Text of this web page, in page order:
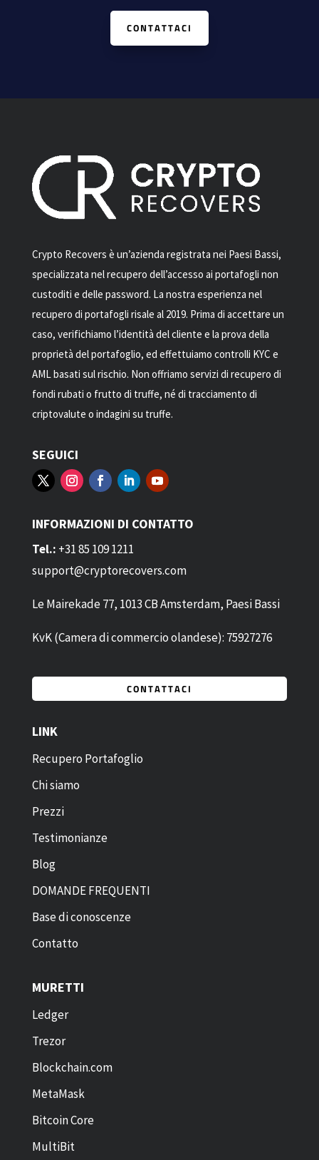
CONTATTACI
Crypto Recovers è un’azienda registrata nei Paesi Bassi,
specializzata nel recupero dell’accesso ai portafogli non
custoditi e delle password. La nostra esperienza nel
recupero di portafogli risale al 2019. Prima di accettare un
caso, verifichiamo l’identità del cliente e la prova della
proprietà del portafoglio, ed effettuiamo controlli KYC e
AML basati sul rischio. Non offriamo servizi di recupero di
fondi rubati o frutto di truffe, né di tracciamento di
criptovalute o indagini su truffe.
SEGUICI
INFORMAZIONI DI CONTATTO
Tel.: +31 85 109 1211
support@cryptorecovers.com
Le Mairekade 77, 1013 CB Amsterdam, Paesi Bassi
KvK (Camera di commercio olandese): 75927276
CONTATTACI
LINK
Recupero Portafoglio
Chi siamo
Prezzi
Testimonianze
Blog
DOMANDE FREQUENTI
Base di conoscenze
Contatto
MURETTI
Ledger
Trezor
Blockchain.com
MetaMask
Bitcoin Core
MultiBit